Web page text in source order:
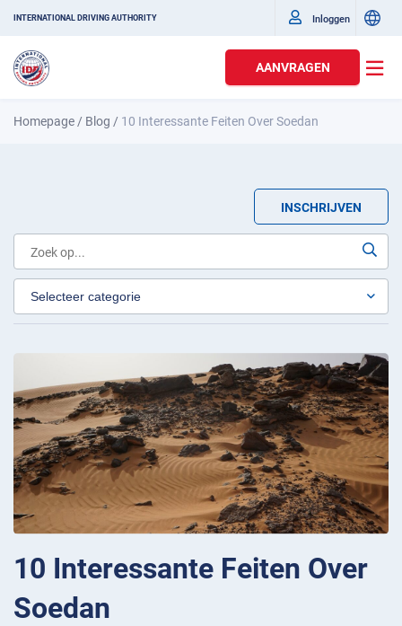
INTERNATIONAL DRIVING AUTHORITY Inloggen
AANVRAGEN
Homepage / Blog / 10 Interessante Feiten Over Soedan
INSCHRIJVEN
10 Interessante Feiten Over
Soedan